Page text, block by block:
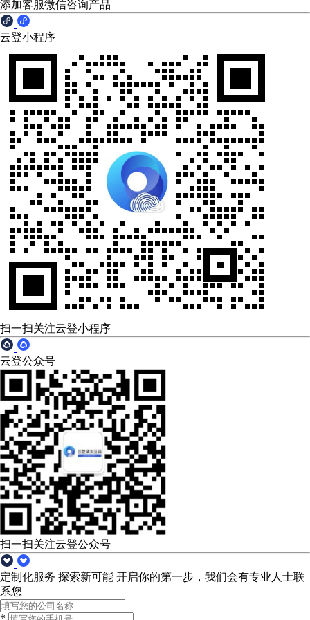
添加客服微信咨询产品
云登小程序
扫一扫关注云登小程序
云登公众号
扫一扫关注云登公众号
定制化服务 探索新可能 开启你的第一步，我们会有专业人士联
系您